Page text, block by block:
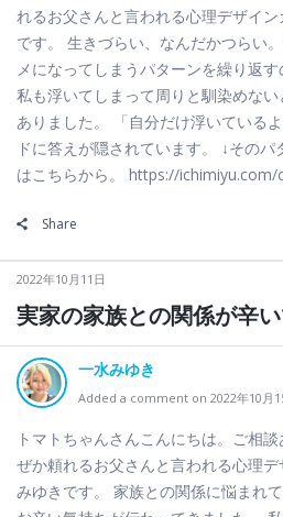
れるお父さんと言われる心理デザイ
です。 生きづらい、なんだかつらい
メになってしまうパターンを繰り返す
私も浮いてしまって周りと馴染めな
ありました。 「自分だけ浮いている
ドに答えが隠されています。 ↓その
はこちらから。 https://
Share
2022年10月11日
実家の家族との関係が辛
一水みゆき
Added a comment on 2022年10月
トマトちゃんさんこんにちは。ご相
ぜか頼れるお父さんと言われる心理
みゆきです。 家族との関係に悩まれ